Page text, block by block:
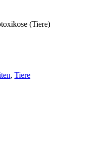
(Tiere)
, Tiere